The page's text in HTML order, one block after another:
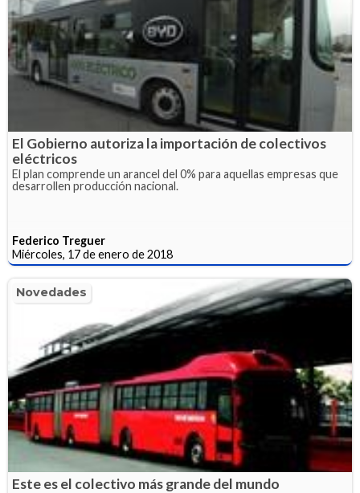
El Gobierno autoriza la importación de colectivos
eléctricos
El plan comprende un arancel del 0% para aquellas empresas que
desarrollen producción nacional.
Federico Treguer
Miércoles, 17 de enero de 2018
Novedades
Este es el colectivo más grande del mundo